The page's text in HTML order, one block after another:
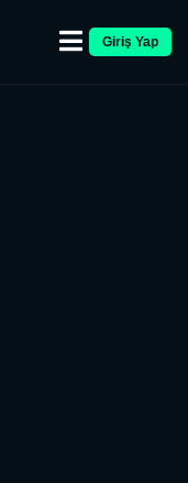
Giriş Yap